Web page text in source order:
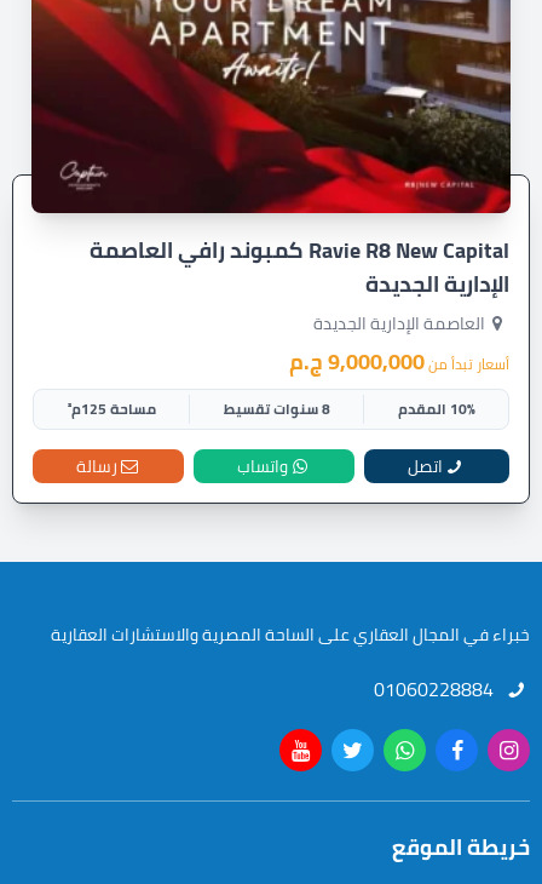
Ravie R8 New Capital كمبوند رافي العاصمة
الإدارية الجديدة
العاصمة الإدارية الجديدة
أسعار تبدأ من9,000,000 ج.م
10% المقدم 8 سنوات تقسيط مساحة 125م²
اتصل واتساب رسالة
خبراء في المجال العقاري على الساحة المصرية والاستشارات العقارية
01060228884
خريطة الموقع